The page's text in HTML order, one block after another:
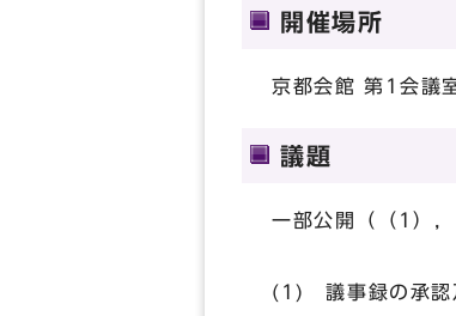
開催場所
京都会館 第1会議
議題
一部公開（（1）
(1) 議事録の承認